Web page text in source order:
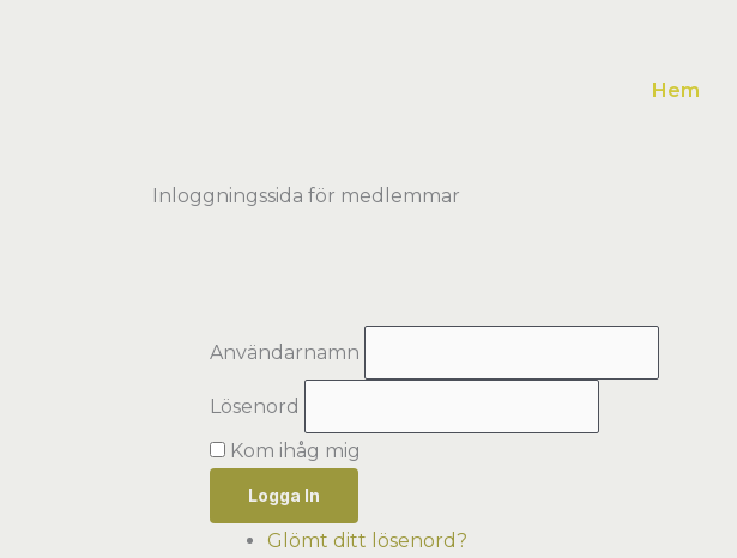
Hem
Inloggningssida för medlemmar
Användarnamn
Lösenord
Kom ihåg mig
Logga In
Glömt ditt lösenord?